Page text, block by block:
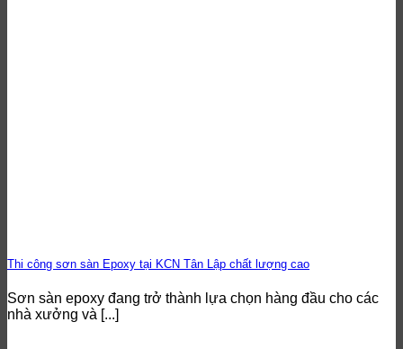
Thi công sơn sàn Epoxy tại KCN Tân Lập chất lượng cao
Sơn sàn epoxy đang trở thành lựa chọn hàng đầu cho các
nhà xưởng và [...]